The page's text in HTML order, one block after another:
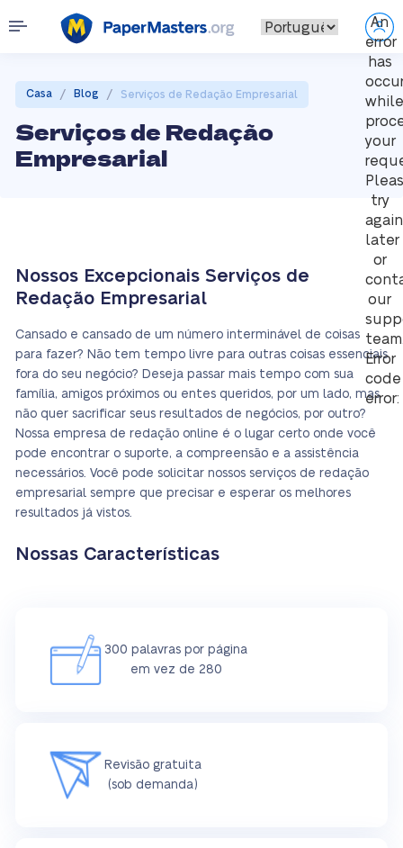
An
error
has
while
your
try
again
later
or
our
Error
code
error:
Casa / Blog / Serviços de Redação Empresarial
Serviços de Redação
Empresarial
Nossos Excepcionais Serviços de
Redação Empresarial
Cansado e cansado de um número interminável de coisas
para fazer? Não tem tempo livre para outras coisas essenciais
fora do seu negócio? Deseja passar mais tempo com sua
família, amigos próximos ou entes queridos, por um lado, mas
não quer sacrificar seus resultados de negócios, por outro?
Nossa empresa de redação online é o lugar certo onde você
pode encontrar o suporte, a compreensão e a assistência
necessários. Você pode solicitar nossos serviços de redação
empresarial sempre que precisar e esperar os melhores
resultados já vistos.
Nossas Características
300 palavras por página
em vez de 280
Revisão gratuita
(sob demanda)